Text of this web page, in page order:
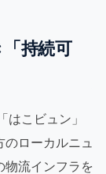
持続可
はこビュン」
ローカルニュ
物流インフラを